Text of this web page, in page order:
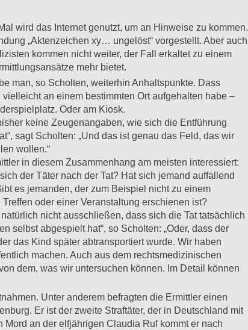
wird das Internet genutzt, um an Hinweise zu kommen.
„Aktenzeichen xy… ungelöst“ vorgestellt. Aber auch
kommen nicht weiter, der Fall erkaltet zu einem
mehr bietet.
man, so Scholten, weiterhin Anhaltspunkte. Dass
an einem bestimmten Ort aufgehalten habe –
Oder am Kiosk.
keine Zeugenangaben, wie sich die Entführung
sagt Scholten: „Und das ist genau das Feld, das wir
wollen.“
in diesem Zusammenhang am meisten interessiert:
der Täter nach der Tat? Hat sich jemand auffallend
es jemanden, der zum Beispiel nicht zu einem
oder einer Veranstaltung erschienen ist?
natürlich nicht ausschließen, dass sich die Tat tatsächlich
selbst abgespielt hat“, so Scholten: „Oder, dass der
das Kind später abtransportiert wurde. Wir haben
machen. Auch aus dem rechtsmedizinischen
dem, was wir untersuchen können. Im Detail können
Unter anderem befragten die Ermittler einen
Er ist der zweite Straftäter, der in Deutschland mit
an der elfjährigen Claudia Ruf kommt er nach